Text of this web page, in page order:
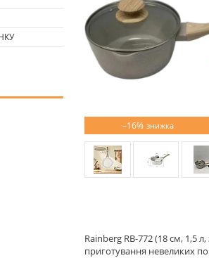
–16%
Rainberg RB-772 (18 см, 1,5
приготування невеликих